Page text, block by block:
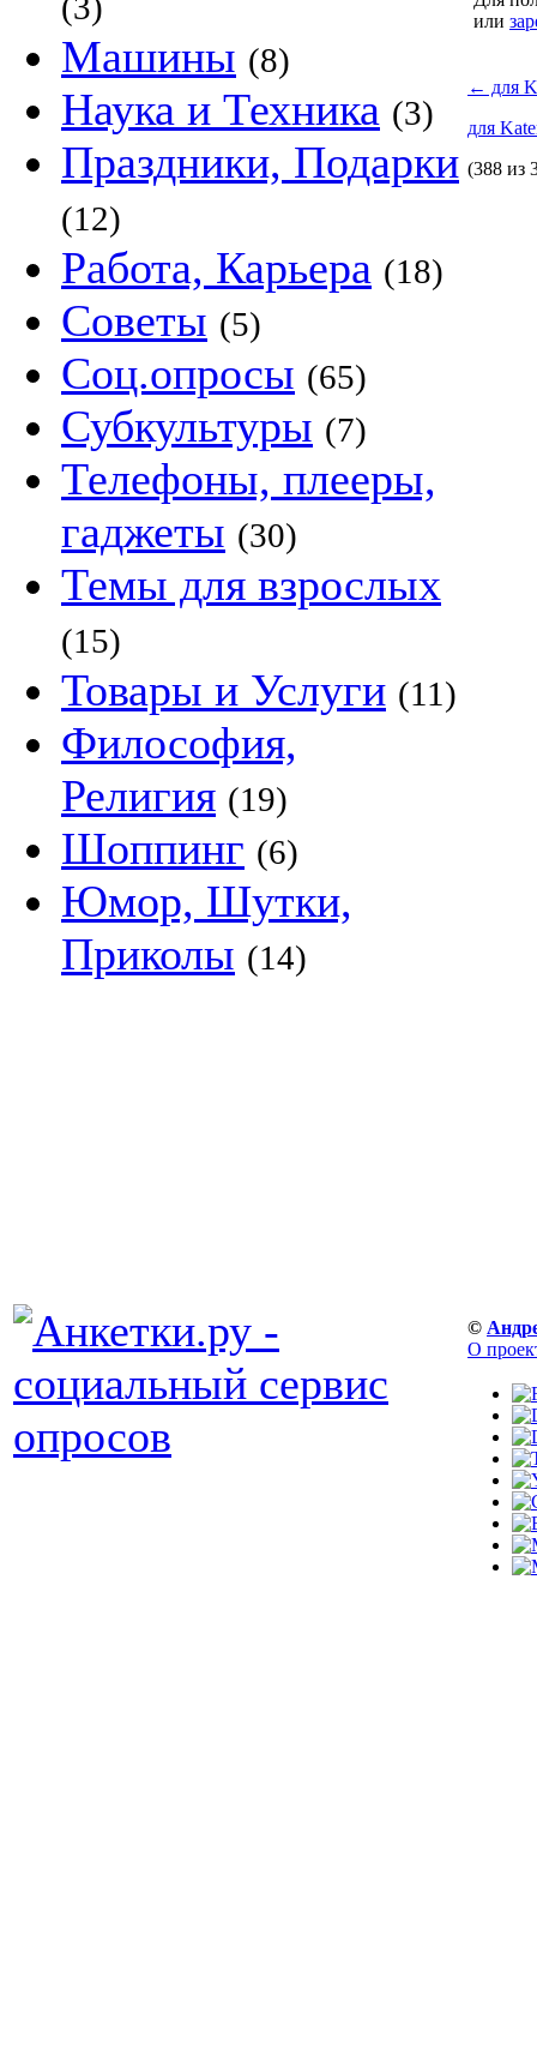
Машины (8)
Наука и Техника (3)
Праздники, Подарки
(12)
Работа, Карьера (18)
Советы (5)
Соц.опросы (65)
Субкультуры (7)
Телефоны, плееры,
гаджеты (30)
Темы для взрослых
(15)
Товары и Услуги (11)
Философия,
Религия (19)
Шоппинг (6)
Юмор, Шутки,
Приколы (14)
или
← для
для
(388 из
©
О